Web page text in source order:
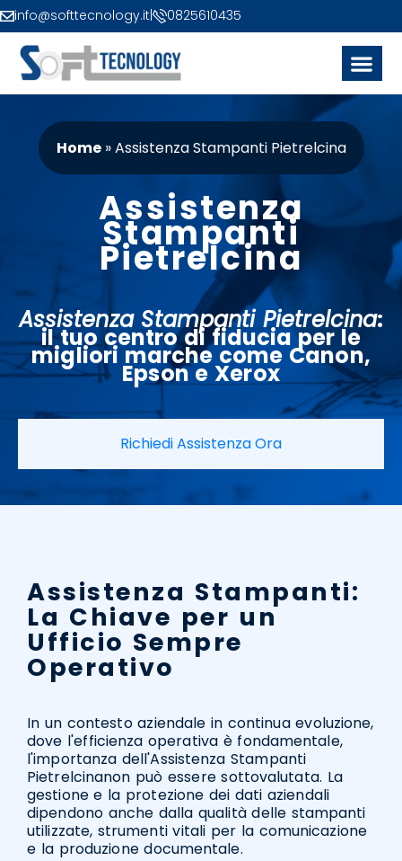
info@softtecnology.it 0825610435
Home»Assistenza Stampanti Pietrelcina
Assistenza
Stampanti
Pietrelcina
Assistenza Stampanti Pietrelcina:
il tuocentrodi fiducia per le
migliori marche come Canon,
EpsoneXerox
Richiedi Assistenza Ora
Assistenza Stampanti:
La Chiave per un
Ufficio Sempre
Operativo
In un contesto aziendale in continua evoluzione,
dove l'efficienza operativa è fondamentale,
l'importanza dell'Assistenza Stampanti
Pietrelcinanon può essere sottovalutata. La
gestione e la protezione dei dati aziendali
dipendono anche dalla qualità delle stampanti
utilizzate, strumenti vitali per la comunicazione
e la produzione documentale.